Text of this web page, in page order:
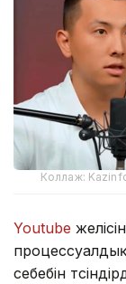
Коллаж:
Youtube
себебін